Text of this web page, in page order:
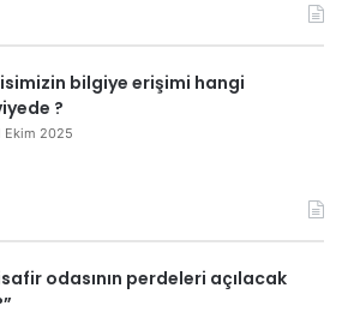
bilgiye erişimi hangi
?
Ekim 2025
odasının perdeleri açılacak